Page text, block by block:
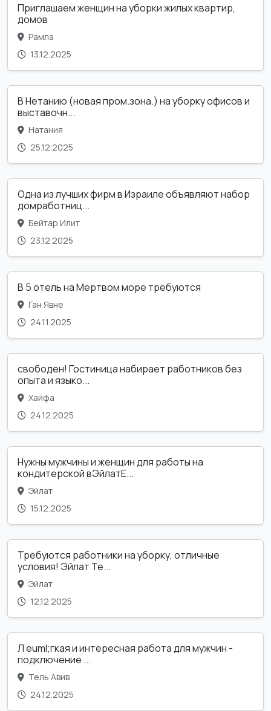
Приглашаем женщин на уборки жилых квартир,
домов
Рамла
13.12.2025
В Нетанию (новая пром.зона.) на уборку офисов и
выставочн...
Натания
25.12.2025
Одна из лучших фирм в Израиле объявляют набор
домработниц...
Бейтар Илит
23.12.2025
В 5 отель на Мертвом море требуются
Ган Явне
24.11.2025
свободен! Гостиница набирает работников без
опыта и языко...
Хайфа
24.12.2025
Нужны мужчины и женщин для работы на
кондитерской вЭйлатЕ...
Эйлат
15.12.2025
Требуются работники на уборку, отличные
условия! Эйлат Те...
Эйлат
12.12.2025
Л euml;гкая и интересная работа для мужчин -
подключение ...
Тель Авив
24.12.2025